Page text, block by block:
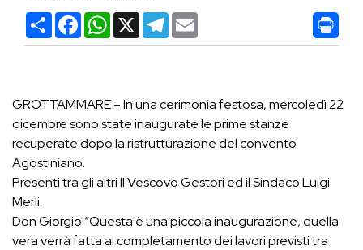
CondividiFacebookWhatsApp
X Telegram
GROTTAMMARE – In una cerimonia festosa, mercoledì 22
dicembre sono state inaugurate le prime stanze
recuperate dopo la ristrutturazione del convento
Agostiniano.
Presenti tra gli altri Il Vescovo Gestori ed il Sindaco Luigi
Merli.
Don Giorgio “Questa è una piccola inaugurazione, quella
vera verrà fatta al completamento dei lavori previsti tra